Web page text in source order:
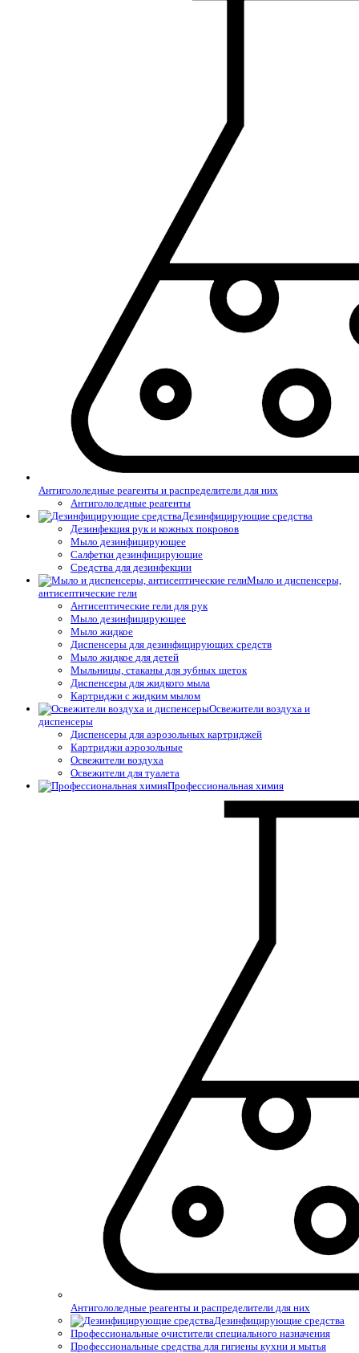
Антигололедные реагенты и распределители для них
Антигололедные реагенты
Дезинфицирующие средства
Дезинфекция рук и кожных покровов
Мыло дезинфицирующее
Салфетки дезинфицирующие
Средства для дезинфекции
Мыло и диспенсеры,
антисептические гели
Антисептические гели для рук
Мыло дезинфицирующее
Мыло жидкое
Диспенсеры для дезинфицирующих средств
Мыло жидкое для детей
Мыльницы, стаканы для зубных щеток
Диспенсеры для жидкого мыла
Картриджи с жидким мылом
Освежители воздуха и
диспенсеры
Диспенсеры для аэрозольных картриджей
Картриджи аэрозольные
Освежители воздуха
Освежители для туалета
Профессиональная химия
Антигололедные реагенты и распределители для них
Дезинфицирующие средства
Профессиональные очистители специального назначения
Профессиональные средства для гигиены кухни и мытья